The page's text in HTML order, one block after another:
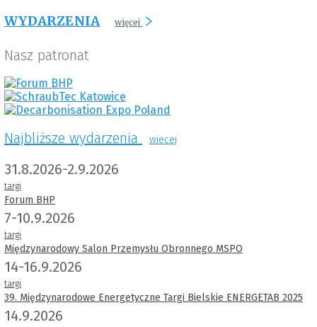
WYDARZENIA więcej
Nasz patronat
Najbliższe wydarzenia wiecej
31.8.2026-2.9.2026
targi
Forum BHP
7-10.9.2026
targi
Międzynarodowy Salon Przemysłu Obronnego MSPO
14-16.9.2026
targi
39. Międzynarodowe Energetyczne Targi Bielskie ENERGETAB 2025
14.9.2026